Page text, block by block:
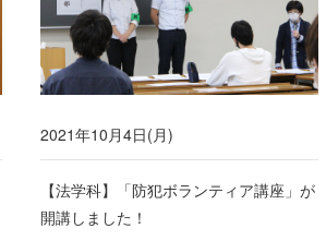
2021年10月4日(月)
【法学科】「防犯ボランティア講座」が
開講しました！